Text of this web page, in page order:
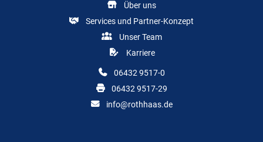
Über uns
Services und Partner-Konzept
Unser Team
Karriere
06432 9517-0
06432 9517-29
info@rothhaas.de